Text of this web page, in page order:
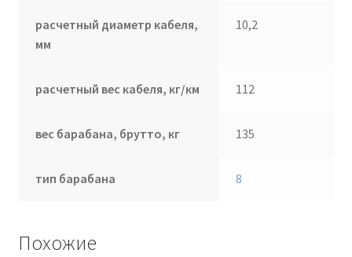
расчетный диаметр кабеля,
мм
10,2
расчетный вес кабеля, кг/км 112
вес барабана, брутто, кг 135
тип барабана 8
Похожие